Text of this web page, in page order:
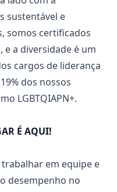
sustentável e
somos certificados
e a diversidade é um
cargos de liderança
dos nossos
LGBTQIAPN+.
É AQUI!
em equipe e
desempenho no